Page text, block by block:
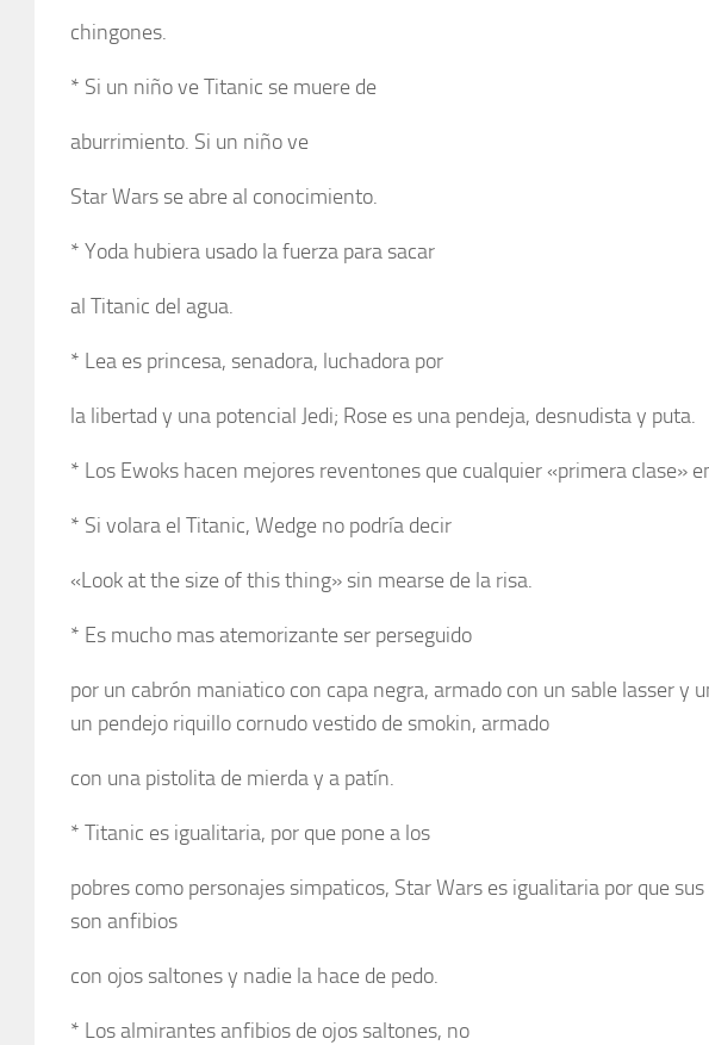
chingones.
* Si un niño ve Titanic se muere de
aburrimiento. Si un niño ve
Star Wars se abre al conocimiento.
* Yoda hubiera usado la fuerza para sacar
al Titanic del agua.
* Lea es princesa, senadora, luchadora por
la libertad y una potencial Jedi; Rose es una pendeja, desnudista y puta.
* Los Ewoks hacen mejores reventones que cualquier «primera clase»
* Si volara el Titanic, Wedge no podría decir
«Look at the size of this thing» sin mearse de la risa.
* Es mucho mas atemorizante ser perseguido
por un cabrón maniatico con capa negra, armado con un sable lasser y
un pendejo riquillo cornudo vestido de smokin, armado
con una pistolita de mierda y a patín.
* Titanic es igualitaria, por que pone a los
pobres como personajes simpaticos, Star Wars es igualitaria por que
son anfibios
con ojos saltones y nadie la hace de pedo.
* Los almirantes anfibios de ojos saltones, no